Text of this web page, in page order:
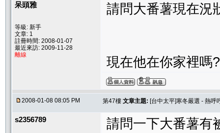
呆頭雅
等級: 新手
文章: 1
註冊時間: 2008-01-07
最近來訪: 2009-11-28
離線
請問大番薯現在況
現在他在你家裡嗎?
2008-01-08 08:05 PM 第47樓 文章主題: [台中太平]寒冬嚴選 - 熱呼
s2356789
請問一下大番薯有